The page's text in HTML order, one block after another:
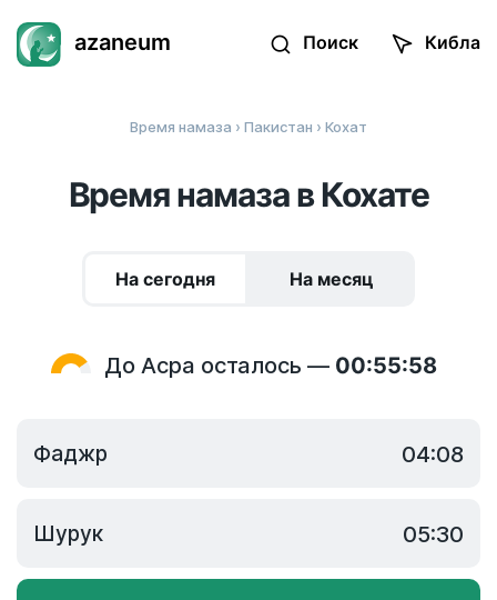
azaneum Поиск Кибла
Время намаза › Пакистан › Кохат
Время намаза в Кохате
На сегодня На месяц
До Асра осталось — 00:55:58
Фаджр 04:08
Шурук 05:30